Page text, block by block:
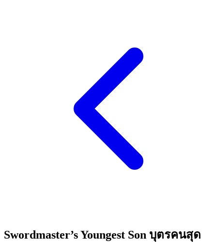
Swordmaster’s Youngest Son บุตรคนสุด